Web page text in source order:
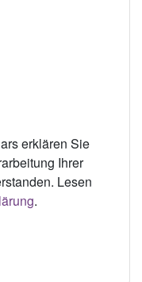
erklären Sie
Ihrer
Lesen
.